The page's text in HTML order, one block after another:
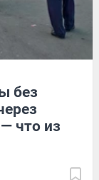
без
что из